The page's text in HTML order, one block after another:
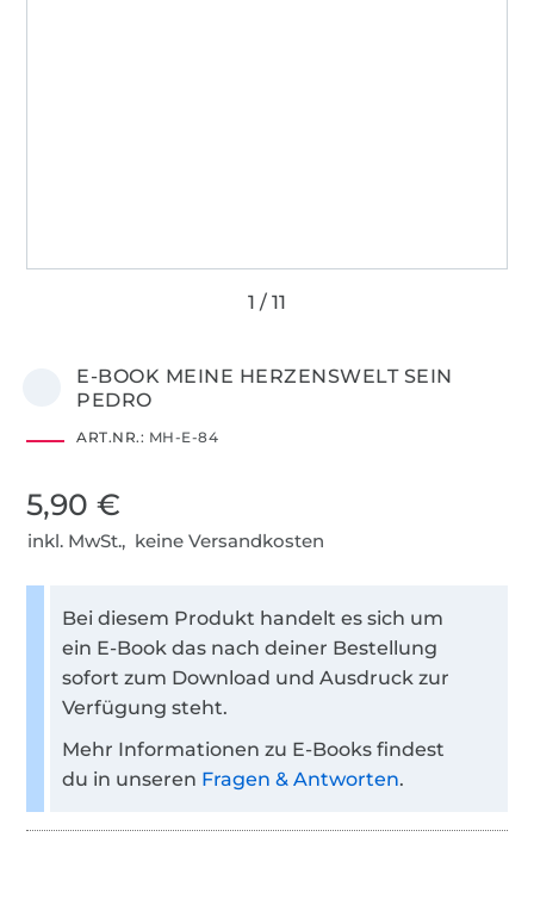
E-BOOK MEINE HERZENSWELT SEIN
PEDRO
ART.NR.: MH-E-84
5,90 €
inkl. MwSt., keine Versandkosten
Bei diesem Produkt handelt es sich um
ein E-Book das nach deiner Bestellung
sofort zum Download und Ausdruck zur
Verfügung steht.
Mehr Informationen zu E-Books findest
du in unseren Fragen & Antworten.